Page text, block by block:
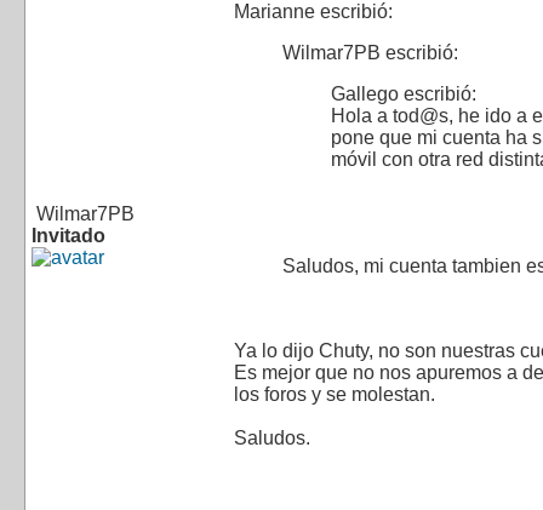
Wilmar7PB
Invitado
Marianne escribió:
Wilmar7PB escribió:
Gallego escribió:
Hola a tod@s, he ido a
pone que mi cuenta ha
móvil con otra red
Saludos, mi cuenta tambien
Ya lo dijo Chuty, no son nuestras
Es mejor que no nos apuremos a
los foros y se molestan.
Saludos.